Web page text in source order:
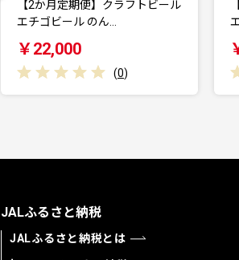
【3か月定期便】クラフトビール
エチゴビール FL…
￥33,000
(0)
JALふるさと納税
JALふるさと納税とは